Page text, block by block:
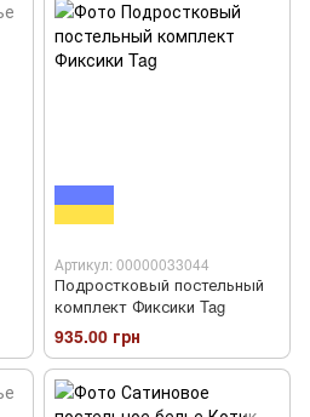
Артикул: 00000033044
Подростковый постельный
комплект Фиксики Tag
935.00 грн